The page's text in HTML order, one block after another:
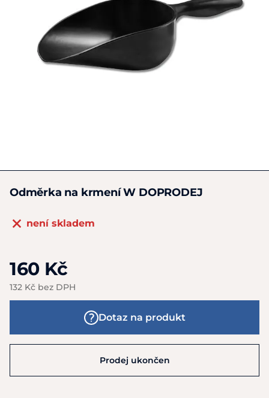
Odměrka na krmení W DOPRODEJ
není skladem
160 Kč
132 Kč bez DPH
Dotaz na produkt
Prodej ukončen